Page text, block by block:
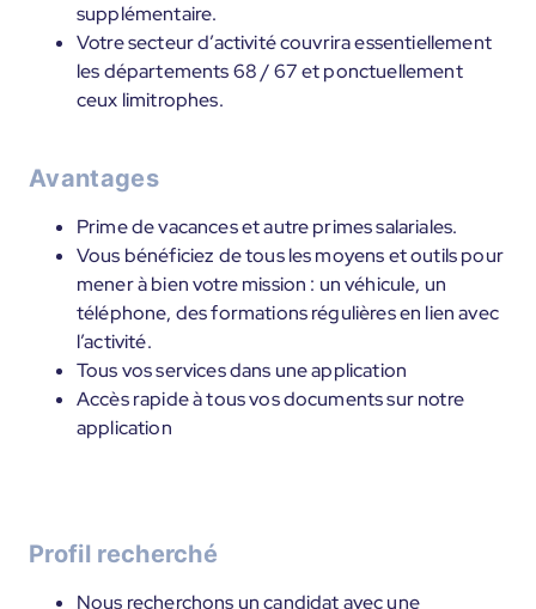
supplémentaire.
Votre secteur d’activité couvrira essentiellement
les départements 68 / 67 et ponctuellement
ceux limitrophes.
Avantages
Prime de vacances et autre primes salariales.
Vous bénéficiez de tous les moyens et outils pour
mener à bien votre mission : un véhicule, un
téléphone, des formations régulières en lien avec
l’activité.
Tous vos services dans une application
Accès rapide à tous vos documents sur notre
application
Profil recherché
Nous recherchons un candidat avec une